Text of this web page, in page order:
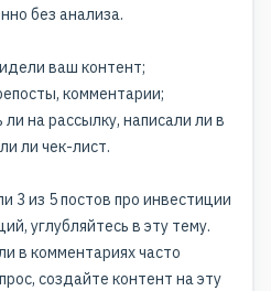
без анализа.
ваш контент;
комментарии;
на рассылку, написали ли в
ли чек-лист.
3 из 5 постов про инвестиции
углубляйтесь в эту тему.
в комментариях часто
создайте контент на эту